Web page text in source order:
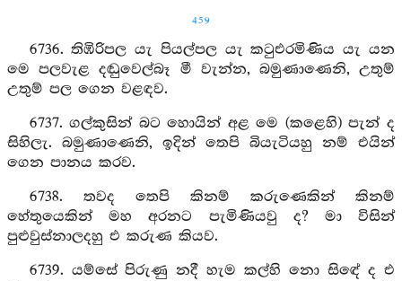
459
6736. තිඹිරිපල යැ පියල්පල යැ කටුඑරමිණිය යැ යන
මෙ පලවැළ දඬුවෙල්බෑ මී වැන්න, බමුණාණෙනි, උතුම්
උතුම් පල ගෙන වළඳව.
6737. ගල්කුසින් බට හොයින් අළ මෙ (කළෙහි) පැන් ද
සිහිලැ. බමුණාණෙනි, ඉදින් තෙපි බියැටියහු නම් එයින්
ගෙන පානය කරව.
6738. තවද තෙපි කිනම් කරුණෙකින් කිනම්
හේතුයෙකින් මහ අරනට පැමිණියවු ද? මා විසින්
පුළුවුස්නාලදහු එ කරුණ කියව.
6739. යම්සේ පිරුණු නදී හැම කල්හි නො සිඳේ ද එ